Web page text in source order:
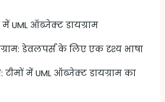
UML ऑब्जेक्ट डायग्राम
डेवलपर्स के लिए एक दृश्य भाषा
में UML ऑब्जेक्ट डायग्राम का